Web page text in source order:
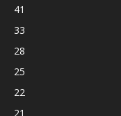
41
33
28
25
22
21